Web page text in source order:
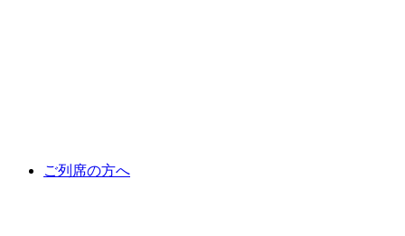
ご列席の方へ